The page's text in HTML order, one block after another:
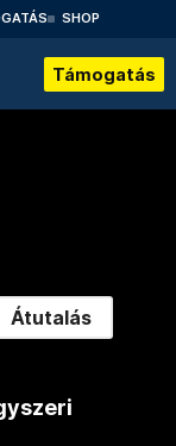
SHOP
Támogatás
Átutalás